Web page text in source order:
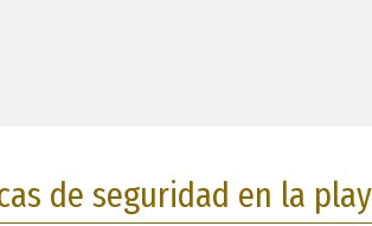
de seguridad en la